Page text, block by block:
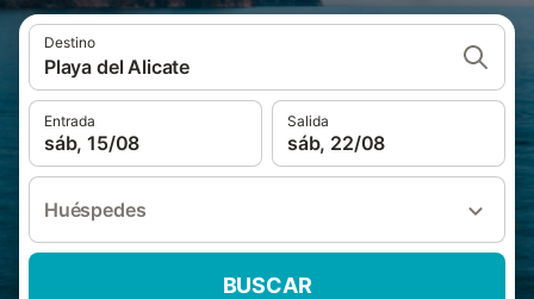
Destino
Playa del Alicate
Entrada
sáb, 15/08
Salida
sáb, 22/08
Huéspedes
BUSCAR